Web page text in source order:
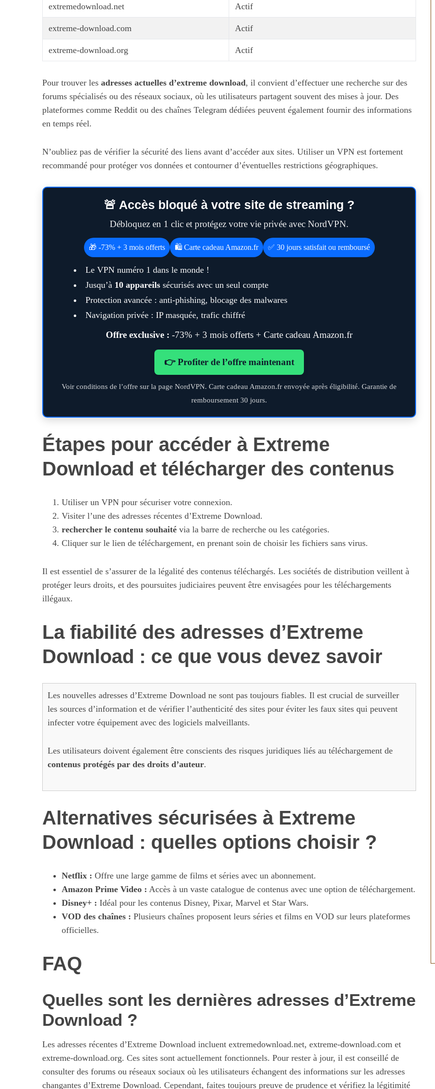
extremedownload.net Actif
extreme-download.com Actif
extreme-download.org Actif
Pour trouver les adresses actuelles d’extreme download, il convient d’effectuer une recherche sur des
forums spécialisés ou des réseaux sociaux, où les utilisateurs partagent souvent des mises à jour. Des
plateformes comme Reddit ou des chaînes Telegram dédiées peuvent également fournir des informations
en temps réel.
N’oubliez pas de vérifier la sécurité des liens avant d’accéder aux sites. Utiliser un VPN est fortement
recommandé pour protéger vos données et contourner d’éventuelles restrictions géographiques.
🚨 Accès bloqué à votre site de streaming ?
Débloquez en 1 clic et protégez votre vie privée avec NordVPN.
🎁 -73% + 3 mois offerts 🛍️ Carte cadeau Amazon.fr ✅ 30 jours satisfait ou remboursé
Le VPN numéro 1 dans le monde !
Jusqu’à 10 appareils sécurisés avec un seul compte
Protection avancée : anti-phishing, blocage des malwares
Navigation privée : IP masquée, trafic chiffré
Offre exclusive : -73% + 3 mois offerts + Carte cadeau Amazon.fr
👉 Profiter de l’offre maintenant
Voir conditions de l’offre sur la page NordVPN. Carte cadeau Amazon.fr envoyée après éligibilité. Garantie de
remboursement 30 jours.
Étapes pour accéder à Extreme
Download et télécharger des contenus
Utiliser un VPN pour sécuriser votre connexion.
Visiter l’une des adresses récentes d’Extreme Download.
rechercher le contenu souhaité via la barre de recherche ou les catégories.
Cliquer sur le lien de téléchargement, en prenant soin de choisir les fichiers sans virus.
Il est essentiel de s’assurer de la légalité des contenus téléchargés. Les sociétés de distribution veillent à
protéger leurs droits, et des poursuites judiciaires peuvent être envisagées pour les téléchargements
illégaux.
La fiabilité des adresses d’Extreme
Download : ce que vous devez savoir
Les nouvelles adresses d’Extreme Download ne sont pas toujours fiables. Il est crucial de surveiller
les sources d’information et de vérifier l’authenticité des sites pour éviter les faux sites qui peuvent
infecter votre équipement avec des logiciels malveillants.
Les utilisateurs doivent également être conscients des risques juridiques liés au téléchargement de
contenus protégés par des droits d’auteur.
Alternatives sécurisées à Extreme
Download : quelles options choisir ?
Netflix : Offre une large gamme de films et séries avec un abonnement.
Amazon Prime Video : Accès à un vaste catalogue de contenus avec une option de téléchargement.
Disney+ : Idéal pour les contenus Disney, Pixar, Marvel et Star Wars.
VOD des chaînes : Plusieurs chaînes proposent leurs séries et films en VOD sur leurs plateformes
officielles.
FAQ
Quelles sont les dernières adresses d’Extreme
Download ?
Les adresses récentes d’Extreme Download incluent extremedownload.net, extreme-download.com et
extreme-download.org. Ces sites sont actuellement fonctionnels. Pour rester à jour, il est conseillé de
consulter des forums ou réseaux sociaux où les utilisateurs échangent des informations sur les adresses
changantes d’Extreme Download. Cependant, faites toujours preuve de prudence et vérifiez la légitimité
Maximiser son temps au
quotidien
Transporter ses repas et ses
courses quand il fait chaud
S
a
r